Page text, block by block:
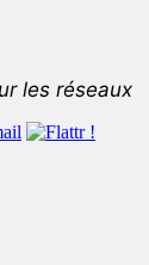
les réseaux